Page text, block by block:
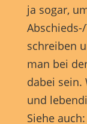
ja sogar,
schreiben
man bei
dabei sein.
und
Siehe auch: